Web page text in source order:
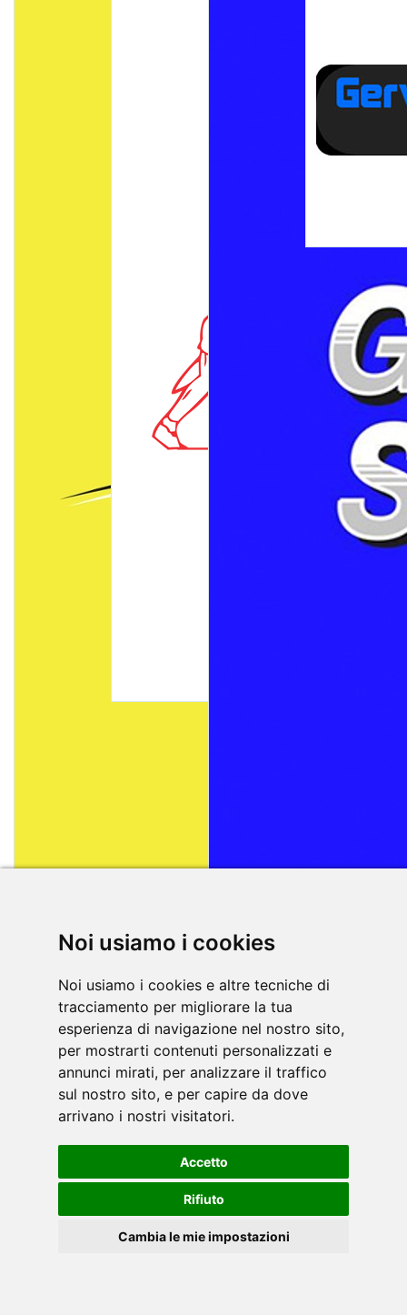
Noi usiamo i cookies
Noi usiamo i cookies e altre tecniche di
tracciamento per migliorare la tua
esperienza di navigazione nel nostro sito,
per mostrarti contenuti personalizzati e
annunci mirati, per analizzare il traffico
sul nostro sito, e per capire da dove
arrivano i nostri visitatori.
Accetto
Rifiuto
Cambia le mie impostazioni